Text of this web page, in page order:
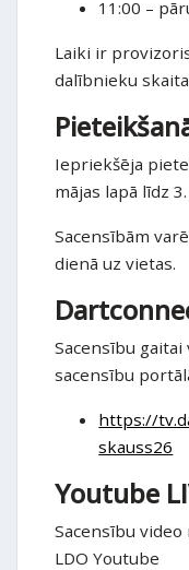
11:00 –
Laiki ir
dalībnieku
Iepriekšēja
mājas lapā līdz
Sacensībām
dienā uz vietas.
Sacensību
sacensību
https://
skauss26
Youtube
Sacensību
LDO Youtube